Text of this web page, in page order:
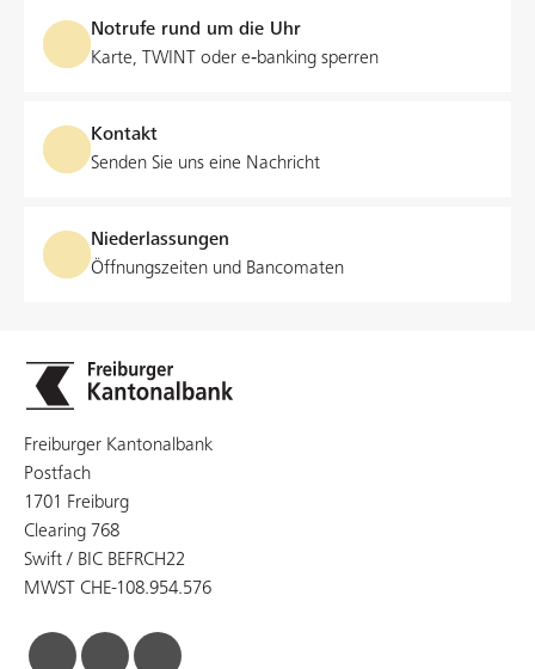
Notrufe rund um die Uhr
Karte, TWINT oder e‑banking sperren
Kontakt
Senden Sie uns eine Nachricht
Niederlassungen
Öffnungszeiten und Bancomaten
Freiburger Kantonalbank
Postfach
1701 Freiburg
Clearing 768
Swift / BIC BEFRCH22
MWST CHE-108.954.576